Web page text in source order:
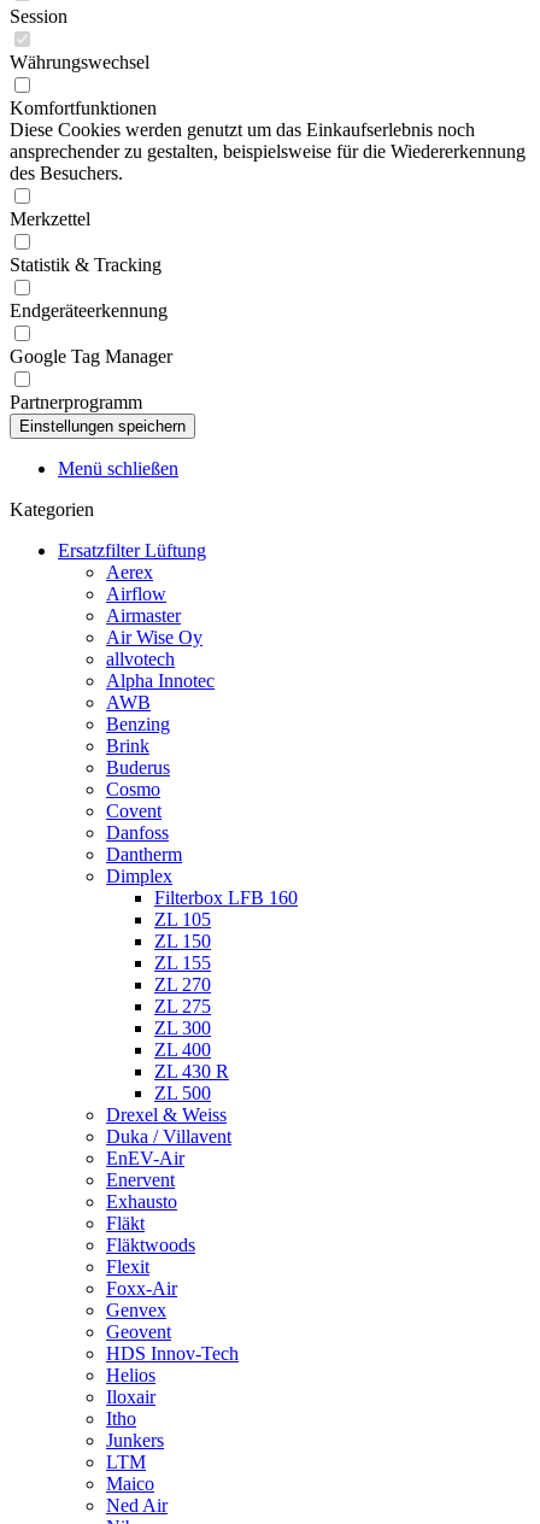
Session
Währungswechsel
Komfortfunktionen
Diese Cookies werden genutzt um das Einkaufserlebnis noch
ansprechender zu gestalten, beispielsweise für die Wiedererkennung
des Besuchers.
Merkzettel
Statistik & Tracking
Endgeräteerkennung
Google Tag Manager
Partnerprogramm
Menü schließen
Kategorien
Ersatzfilter Lüftung
Aerex
Airflow
Airmaster
Air Wise Oy
allvotech
Alpha Innotec
AWB
Benzing
Brink
Buderus
Cosmo
Covent
Danfoss
Dantherm
Dimplex
Filterbox LFB 160
ZL 105
ZL 150
ZL 155
ZL 270
ZL 275
ZL 300
ZL 400
ZL 430 R
ZL 500
Drexel & Weiss
Duka / Villavent
EnEV-Air
Enervent
Exhausto
Fläkt
Fläktwoods
Flexit
Foxx-Air
Genvex
Geovent
HDS Innov-Tech
Helios
Iloxair
Itho
Junkers
LTM
Maico
Ned Air